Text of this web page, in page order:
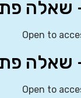
Open to
Open to